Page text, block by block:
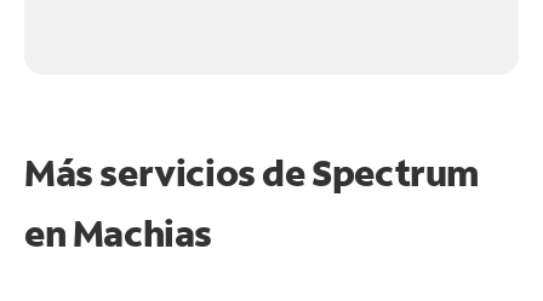
Más servicios de Spectrum
enMachias